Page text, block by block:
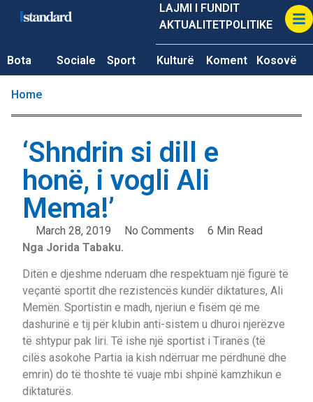
LAJMI I FUNDIT
AKTUALITETPOLITIKE
Bota Sociale Sport Kulturë Koment Kosovë
Home
‘Shndrin si dill e
honë, i vogli Ali
Mema!’
March 28, 2019 No Comments
6 Min Read
Nga Jorida Tabaku.
Ditën e djeshme nderuam dhe respektuam një figurë të
veçantë sportit dhe rezistencës kundër diktatures, Ali
Memën. Sportistin e madh, njeriun e fisëm që me
dashurinë e tij për klubin anti-sistem u dhuroi njerëzve
të shtypur pak liri. Të ishe një sportist i Tiranës (të
cilës asokohe Partia ia kish ndërruar me përdhunë dhe
emrin) do të thoshte të vuaje mbi shpinë kamzhikun e
diktaturës.